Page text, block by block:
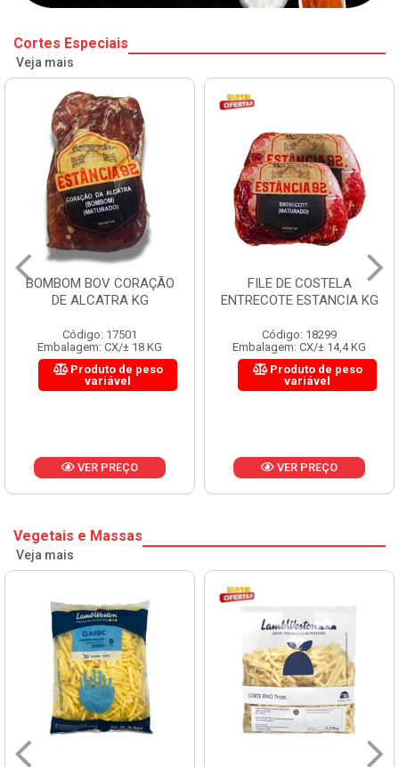
Cortes Especiais
Veja mais
BOMBOM BOV CORAÇÃO
DE ALCATRA KG
Código: 17501
Embalagem: CX/± 18 KG
Produto de peso
variável
VER PREÇO
FILE DE COSTELA
ENTRECOTE ESTANCIA KG
Código: 18299
Embalagem: CX/± 14,4 KG
Produto de peso
variável
VER PREÇO
Vegetais e Massas
Veja mais